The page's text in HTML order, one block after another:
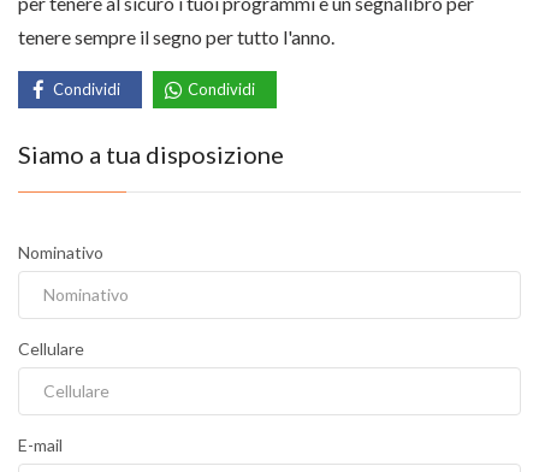
tenere sempre il segno per tutto l'anno.
Condividi Condividi
Siamo a tua disposizione
Nominativo
Cellulare
E-mail